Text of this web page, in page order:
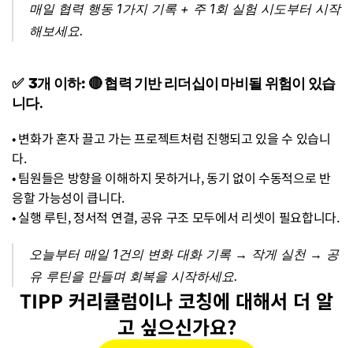
매일 협력 행동 1가지 기록 + 주 1회 실험 시도부터 시작
해보세요.
✅  3개 이하: 🔴 협력 기반 리더십이 마비될 위험이 있습
니다.
• 변화가 혼자 끌고 가는 프로젝트처럼 진행되고 있을 수 있습니
다.
• 팀원들은 방향을 이해하지 못하거나, 동기 없이 수동적으로 반
응할 가능성이 큽니다.
• 실행 루틴, 정서적 연결, 공유 구조 모두에서 리셋이 필요합니다.
오늘부터 매일 1건의 변화 대화 기록 → 작게 실천 → 공
유 루틴을 만들며 회복을 시작하세요.
TIPP 커리큘럼이나 코칭에 대해서 더 알
고 싶으신가요?